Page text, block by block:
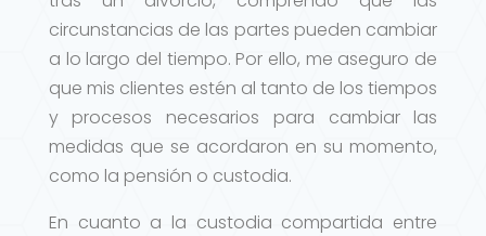
circunstancias de las partes pueden cambiar
a lo largo del tiempo. Por ello, me aseguro de
que mis clientes estén al tanto de los tiempos
y procesos necesarios para cambiar las
medidas que se acordaron en su momento,
como la pensión o custodia.
En cuanto a la custodia compartida entre